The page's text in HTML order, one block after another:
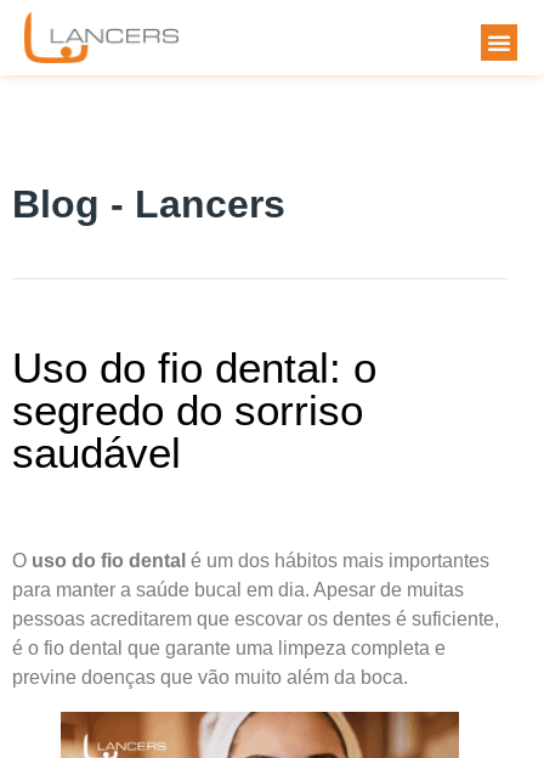
Blog - Lancers
Uso do fio dental: o
segredo do sorriso
saudável
O uso do fio dental é um dos hábitos mais importantes
para manter a saúde bucal em dia. Apesar de muitas
pessoas acreditarem que escovar os dentes é suficiente,
é o fio dental que garante uma limpeza completa e
previne doenças que vão muito além da boca.